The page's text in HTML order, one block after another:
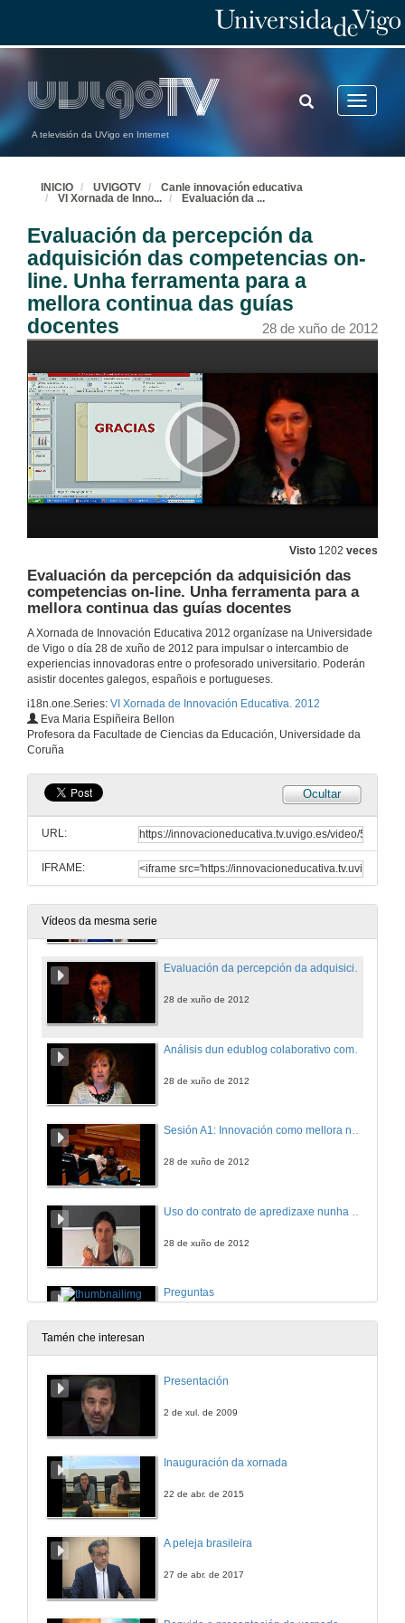
A televisión da UVigo en Internet
Toggle
TOGGLE
SEARCH
INICIO UVIGOTV
Canle innovación educativa
VI Xornada de Inno... Evaluación da ...
Evaluación da percepción da
adquisición das competencias on-
line. Unha ferramenta para a
mellora continua das guías
docentes
28 de xuño de 2012
Visto 1202 veces
Evaluación da percepción da adquisición das
competencias on-line. Unha ferramenta para a
mellora continua das guías docentes
A Xornada de Innovación Educativa 2012 organízase na Universidade
de Vigo o día 28 de xuño de 2012 para impulsar o intercambio de
experiencias innovadoras entre o profesorado universitario. Poderán
asistir docentes galegos, españois e portugueses.
i18n.one.Series: VI Xornada de Innovación Educativa. 2012
Eva Maria Espiñeira Bellon
Profesora da Facultade de Ciencias da Educación, Universidade da
Coruña
Ocultar
URL:
IFRAME:
Vídeos da mesma serie
Inauguración da xornada
28 de xuño de 2012
Presentación de Ernest R. Sotomayor
28 de xuño de 2012
Preguntas
28 de xuño de 2012
A perspectiva de xénero nas ciencias experimentais : A ciencia nuclear
28 de xuño de 2012
28 de xuño de 2012
Experiencia sobre a utilización do entorno cultural como recurso didáctico na formación do profesorado de educación infantil
28 de xuño de 2012
A colaboración Escoa-Universidade no incremento das competencias profesionais dos e das estudantes de Maxisterio
Evaluación da percepción da adquisición das competencias on-line. Unha ferramenta para a mellora continua das guías docentes
28 de xuño de 2012
28 de xuño de 2012
Sesión A1: Innovación como mellora na práctica educativa. Preguntas.
28 de xuño de 2012
28 de xuño de 2012
Preguntas
28 de xuño de 2012
Aprender investigando no laboratorio
Tamén che interesan
Presentación
2 de xul. de 2009
Inauguración da xornada
22 de abr. de 2015
A peleja brasileira
27 de abr. de 2017